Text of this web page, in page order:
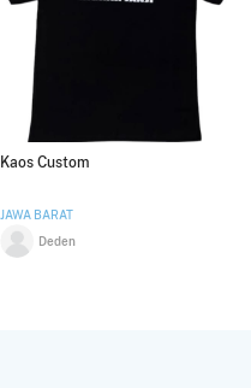
Kaos Custom
JAWA BARAT
Deden